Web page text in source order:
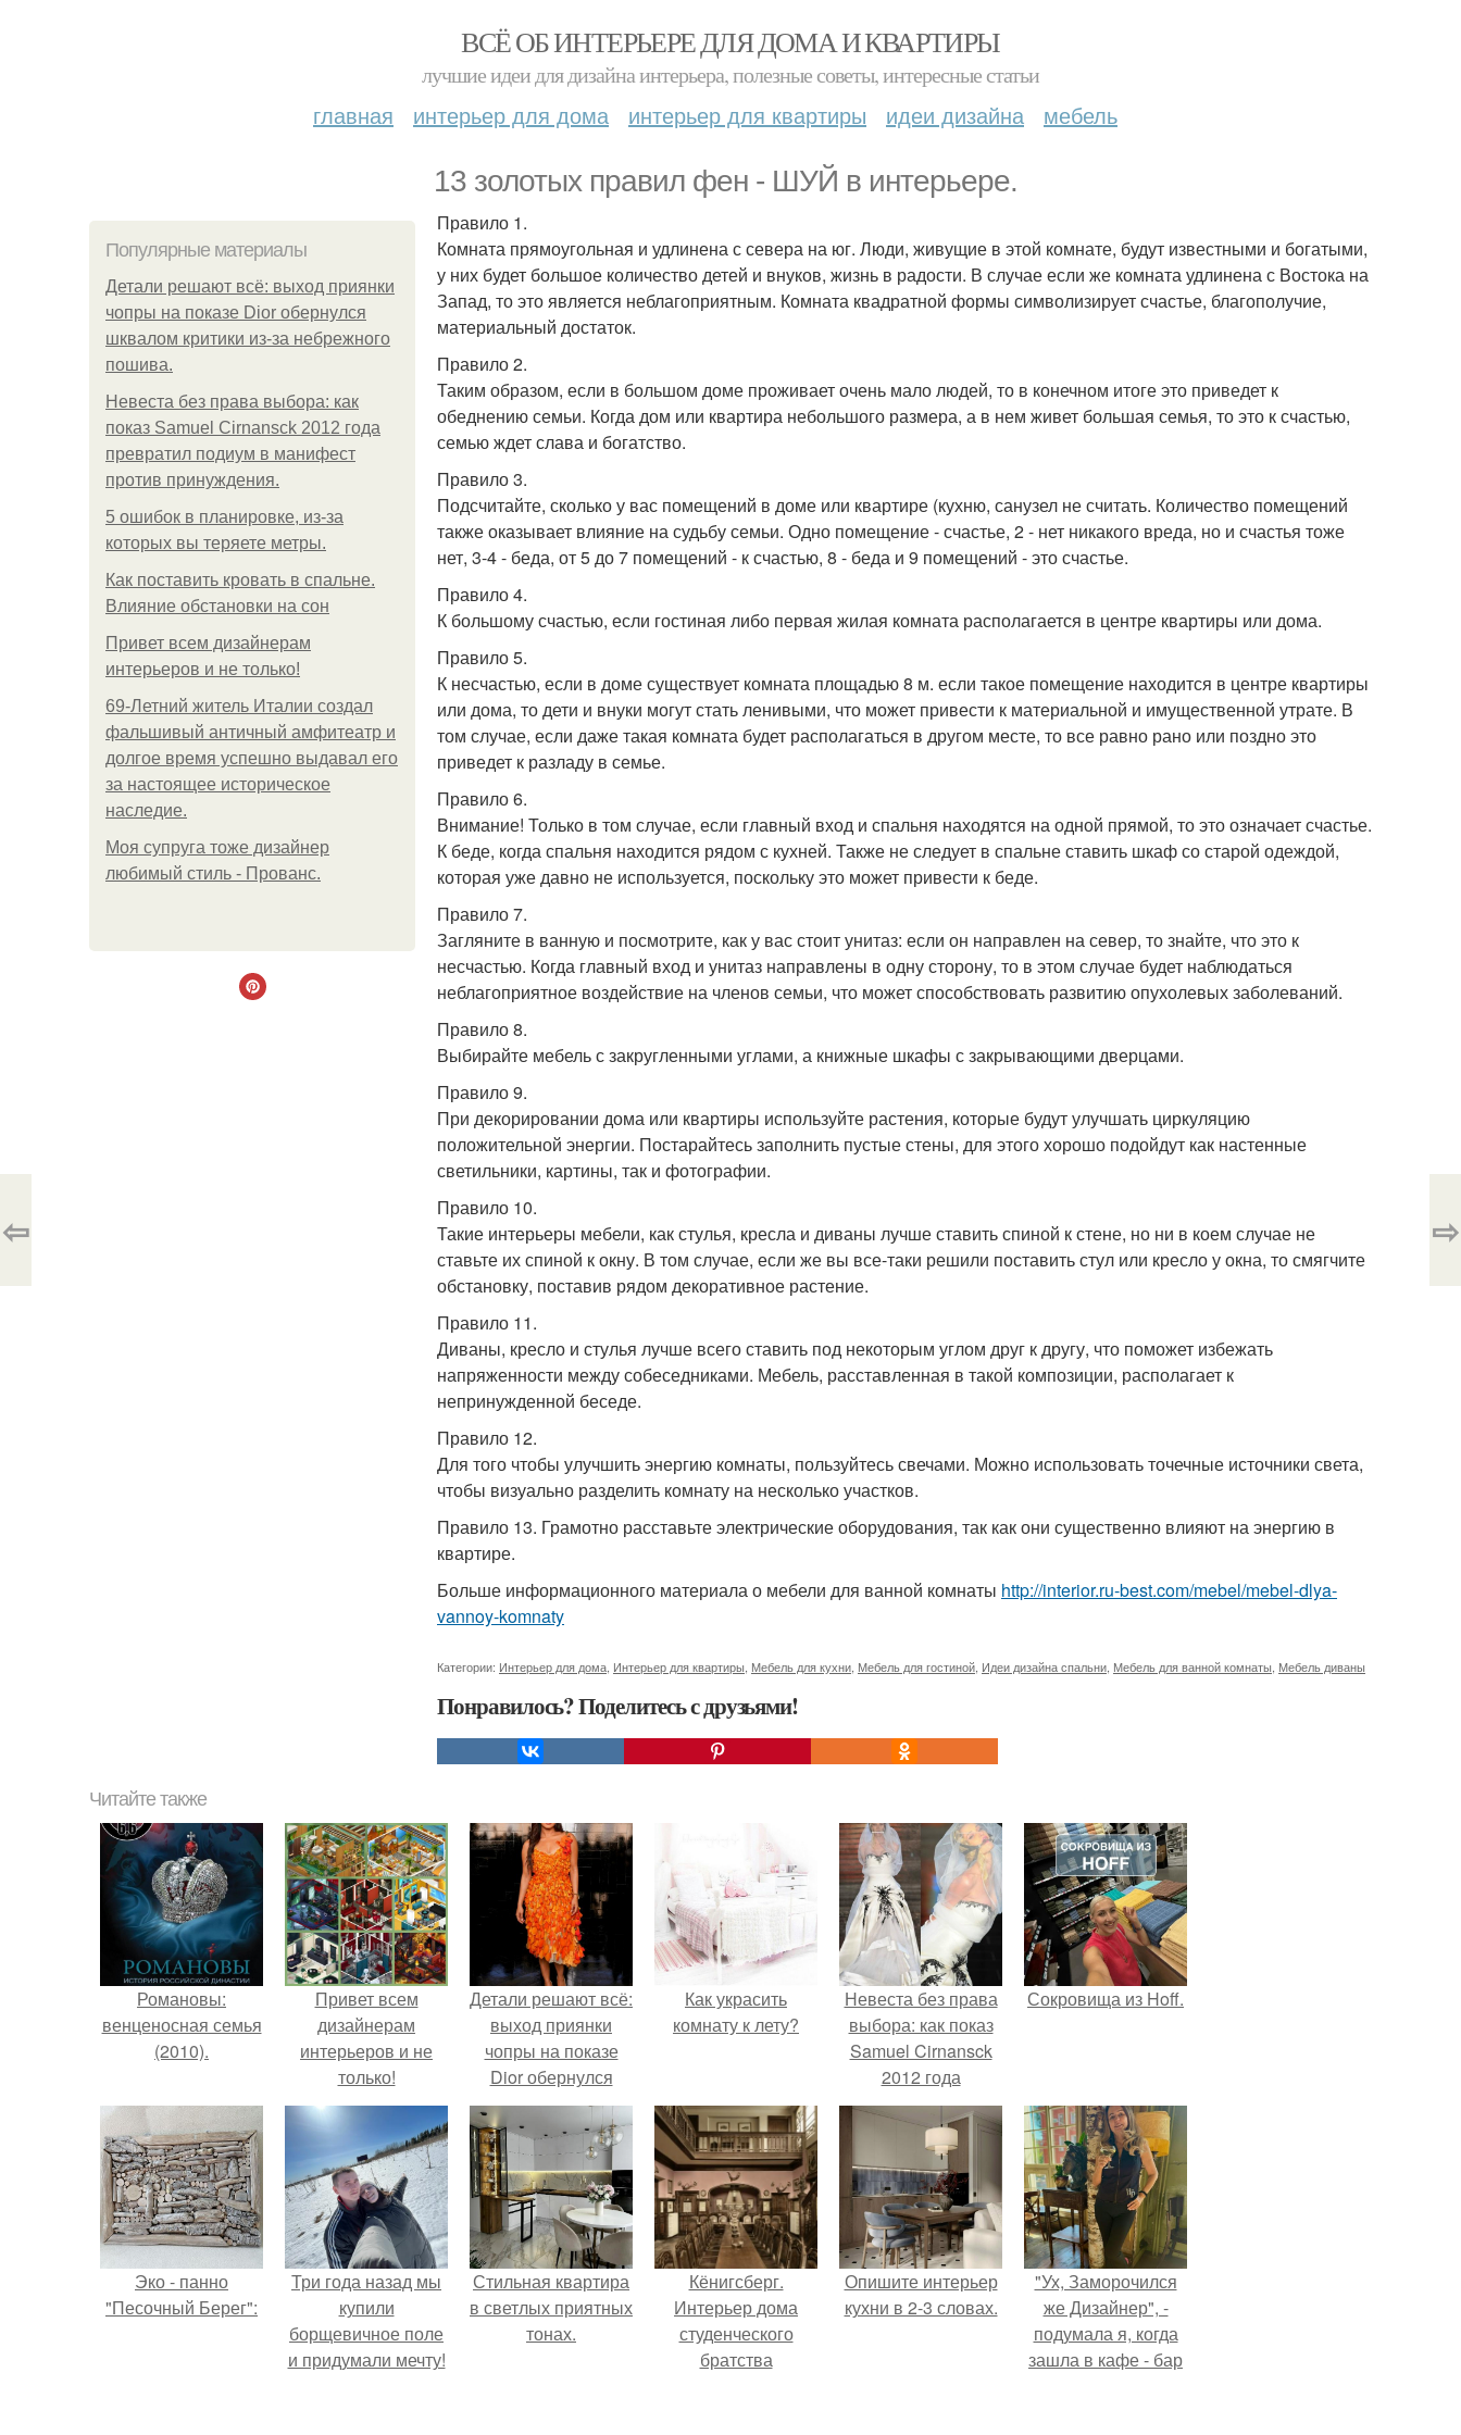
ВСЁ ОБ ИНТЕРЬЕРЕ ДЛЯ ДОМА И КВАРТИРЫ
лучшие идеи для дизайна интерьера, полезные советы, интересные статьи
главная интерьер для дома интерьер для квартиры идеи дизайна мебель
13 золотых правил фен - ШУЙ в интерьере.
Популярные материалы
Детали решают всё: выход приянки
чопры на показе Dior обернулся
шквалом критики из-за небрежного
пошива.
Невеста без права выбора: как
показ Samuel Cirnansck 2012 года
превратил подиум в манифест
против принуждения.
5 ошибок в планировке, из-за
которых вы теряете метры.
Как поставить кровать в спальне.
Влияние обстановки на сон
Привет всем дизайнерам
интерьеров и не только!
69-Летний житель Италии создал
фальшивый античный амфитеатр и
долгое время успешно выдавал его
за настоящее историческое
наследие.
Моя супруга тоже дизайнер
любимый стиль - Прованс.
Правило 1.
Комната прямоугольная и удлинена с севера на юг. Люди, живущие в этой комнате, будут известными и богатыми,
у них будет большое количество детей и внуков, жизнь в радости. В случае если же комната удлинена с Востока на
Запад, то это является неблагоприятным. Комната квадратной формы символизирует счастье, благополучие,
материальный достаток.
Правило 2.
Таким образом, если в большом доме проживает очень мало людей, то в конечном итоге это приведет к
обеднению семьи. Когда дом или квартира небольшого размера, а в нем живет большая семья, то это к счастью,
семью ждет слава и богатство.
Правило 3.
Подсчитайте, сколько у вас помещений в доме или квартире (кухню, санузел не считать. Количество помещений
также оказывает влияние на судьбу семьи. Одно помещение - счастье, 2 - нет никакого вреда, но и счастья тоже
нет, 3-4 - беда, от 5 до 7 помещений - к счастью, 8 - беда и 9 помещений - это счастье.
Правило 4.
К большому счастью, если гостиная либо первая жилая комната располагается в центре квартиры или дома.
Правило 5.
К несчастью, если в доме существует комната площадью 8 м. если такое помещение находится в центре квартиры
или дома, то дети и внуки могут стать ленивыми, что может привести к материальной и имущественной утрате. В
том случае, если даже такая комната будет располагаться в другом месте, то все равно рано или поздно это
приведет к разладу в семье.
Правило 6.
Внимание! Только в том случае, если главный вход и спальня находятся на одной прямой, то это означает счастье.
К беде, когда спальня находится рядом с кухней. Также не следует в спальне ставить шкаф со старой одеждой,
которая уже давно не используется, поскольку это может привести к беде.
Правило 7.
Загляните в ванную и посмотрите, как у вас стоит унитаз: если он направлен на север, то знайте, что это к
несчастью. Когда главный вход и унитаз направлены в одну сторону, то в этом случае будет наблюдаться
неблагоприятное воздействие на членов семьи, что может способствовать развитию опухолевых заболеваний.
Правило 8.
Выбирайте мебель с закругленными углами, а книжные шкафы с закрывающими дверцами.
Правило 9.
При декорировании дома или квартиры используйте растения, которые будут улучшать циркуляцию
положительной энергии. Постарайтесь заполнить пустые стены, для этого хорошо подойдут как настенные
светильники, картины, так и фотографии.
Правило 10.
Такие интерьеры мебели, как стулья, кресла и диваны лучше ставить спиной к стене, но ни в коем случае не
ставьте их спиной к окну. В том случае, если же вы все-таки решили поставить стул или кресло у окна, то смягчите
обстановку, поставив рядом декоративное растение.
Правило 11.
Диваны, кресло и стулья лучше всего ставить под некоторым углом друг к другу, что поможет избежать
напряженности между собеседниками. Мебель, расставленная в такой композиции, располагает к
непринужденной беседе.
Правило 12.
Для того чтобы улучшить энергию комнаты, пользуйтесь свечами. Можно использовать точечные источники света,
чтобы визуально разделить комнату на несколько участков.
Правило 13. Грамотно расставьте электрические оборудования, так как они существенно влияют на энергию в
квартире.
Больше информационного материала о мебели для ванной комнаты http://interior.ru-best.com/mebel/mebel-dlya-
vannoy-komnaty
Категории: Интерьер для дома Интерьер для квартиры Мебель для кухни Мебель для гостиной Идеи дизайна спальни Мебель для ванной комнаты Мебель диваны
Понравилось? Поделитесь с друзьями!
⇦ ⇨
Читайте также
Романовы:
венценосная семья
(2010).
Привет всем
дизайнерам
интерьеров и не
только!
Детали решают всё:
выход приянки
чопры на показе
Dior обернулся
шквалом критики
из-за небрежного
пошива.
Как украсить
комнату к лету?
Невеста без права
выбора: как показ
Samuel Cirnansck
2012 года
превратил подиум
в манифест против
принуждения.
Сокровища из Hoff.
Эко - панно
"Песочный Берег":
Три года назад мы
купили
борщевичное поле
и придумали мечту!
Стильная квартира
в светлых приятных
тонах.
Кёнигсберг.
Интерьер дома
студенческого
братства
Опишите интерьер
кухни в 2-3 словах.
"Ух, Заморочился
же Дизайнер", -
подумала я, когда
зашла в кафе - бар